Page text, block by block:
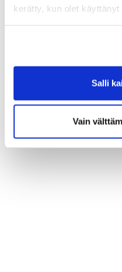
kerätty, kun olet käyttänyt
Salli
Vain